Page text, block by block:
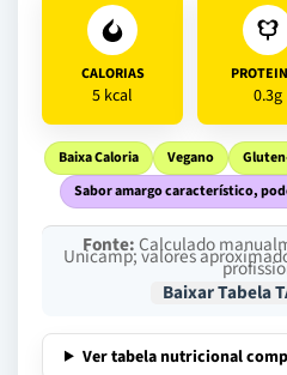
CALORIAS
5 kcal 0.3g
Baixa Caloria Vegano
Sabor amargo característico,
Fonte:Calculado
Unicamp; valores
Baixar Tabela
Ver tabela nutricional